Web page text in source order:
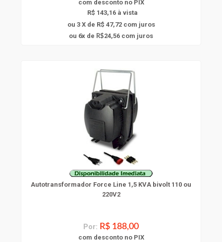
com desconto no PIX
R$ 143,16 à vista
ou 3 X de R$ 47,72com juros
ou 6x de R$24,56 com juros
Autotransformador Force Line 1,5 KVA bivolt 110 ou
220V2
Por: R$ 188,00
com desconto no PIX